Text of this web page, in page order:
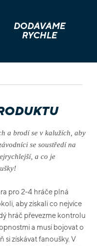
DODÁVÁME
RYCHLE
a brodí se v kalužích, aby
se soustředí na
a co je
pro 2-4 hráče plná
aby získali co nejvíce
hráč převezme kontrolu
a musí bojovat o
si získávat fanoušky. V